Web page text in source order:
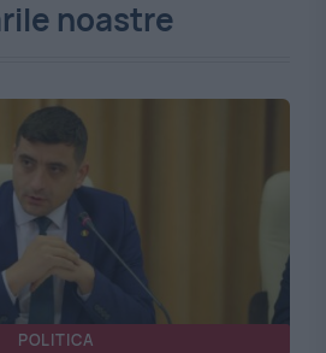
noastre
POLITICA